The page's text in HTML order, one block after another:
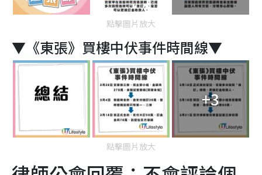
點擊圖片放大
▼《東張》買樓中伏事件時間線▼
+3
點擊圖片放大